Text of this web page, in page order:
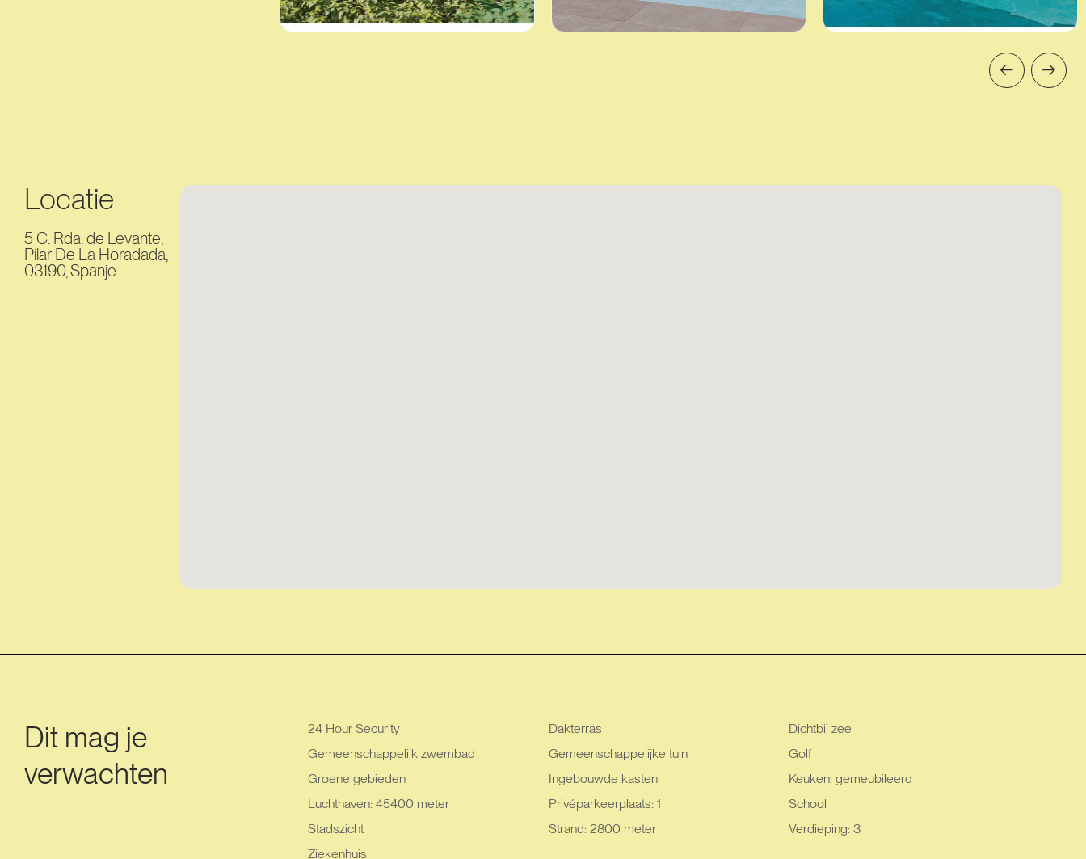
Locatie
5 C. Rda. de Levante,
Pilar De La Horadada,
03190, Spanje
Dit mag je
verwachten
24 Hour Security Dakterras
Dichtbij zee
Gemeenschappelijk zwembad
Gemeenschappelijke tuin
Golf
Groene gebieden
Ingebouwde kasten
Keuken: gemeubileerd
Luchthaven: 45400 meter
Privéparkeerplaats: 1
School
Stadszicht
Strand: 2800 meter
Verdieping: 3
Ziekenhuis